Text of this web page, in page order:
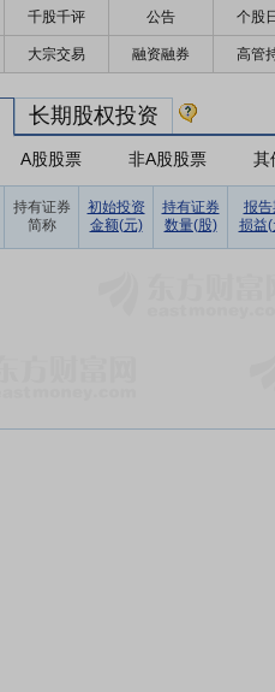
千股千评 公告 个股
大宗交易 融资融券 高管
长期股权投资
A股股票 非A股股票 其
持有证券
简称
初始投资
金额(元)
持有证券
数量(股)
报告
损益(